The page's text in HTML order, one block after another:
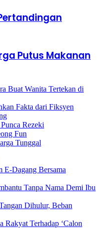
Putus Makanan